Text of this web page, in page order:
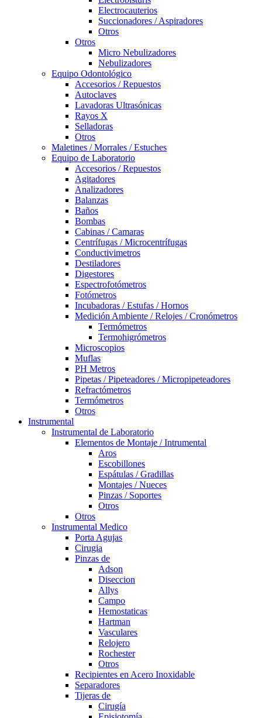
Electrocauterios
Succionadores / Aspiradores
Otros
Otros
Micro Nebulizadores
Nebulizadores
Equipo Odontológico
Accesorios / Repuestos
Autoclaves
Lavadoras Ultrasónicas
Rayos X
Selladoras
Otros
Maletines / Morrales / Estuches
Equipo de Laboratorio
Accesorios / Repuestos
Agitadores
Analizadores
Balanzas
Baños
Bombas
Cabinas / Camaras
Centrífugas / Microcentrífugas
Conductivimetros
Destiladores
Digestores
Espectrofotómetros
Fotómetros
Incubadoras / Estufas / Hornos
Medición Ambiente / Relojes / Cronómetros
Termómetros
Termohigrómetros
Microscopios
Muflas
PH Metros
Pipetas / Pipeteadores / Micropipeteadores
Refractómetros
Termómetros
Otros
Instrumental
Instrumental de Laboratorio
Elementos de Montaje / Intrumental
Aros
Escobillones
Espátulas / Gradillas
Montajes / Nueces
Pinzas / Soportes
Otros
Otros
Instrumental Medico
Porta Agujas
Cirugia
Pinzas de
Adson
Diseccion
Allys
Campo
Hemostaticas
Hartman
Vasculares
Relojero
Rochester
Otros
Recipientes en Acero Inoxidable
Separadores
Tijeras de
Cirugía